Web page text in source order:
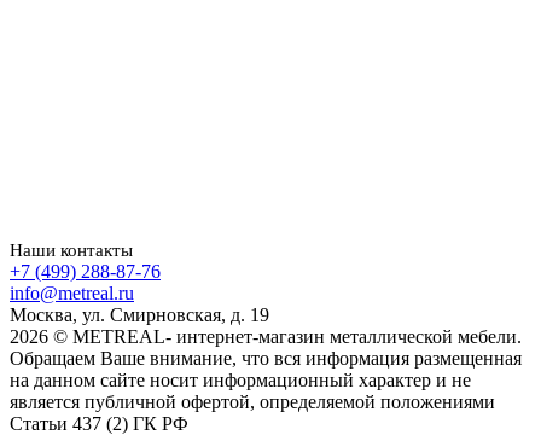
Наши контакты
+7 (499) 288-87-76
info@metreal.ru
Москва, ул. Смирновская, д. 19
2026 © METREAL- интернет-магазин металлической мебели.
Обращаем Ваше внимание, что вся информация размещенная
на данном сайте носит информационный характер и не
является публичной офертой, определяемой положениями
Статьи 437 (2) ГК РФ